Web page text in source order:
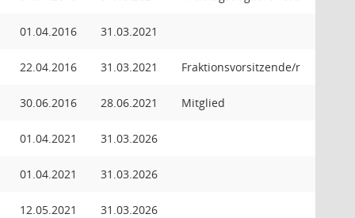
01.04.2016 31.03.2021
22.04.2016 31.03.2021 Fraktionsvorsitzende/r
30.06.2016 28.06.2021 Mitglied
01.04.2021 31.03.2026
01.04.2021 31.03.2026
12.05.2021 31.03.2026